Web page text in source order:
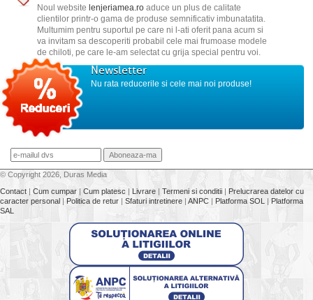
Noul website lenjeriamea.roaduce un plus de calitate
clientilor printr-o gama de produse semnificativ imbunatatita.
Multumim pentru suportul pe care ni l-ati oferit pana acum si
va invitam sa descoperiti probabil cele mai frumoase modele
de chiloti, pe care le-am selectat cu grija special pentru voi.
Newsletter
Nu rata reducerile si cele mai noi produse!
© Copyright 2026, Duras Media
Contact | Cum cumpar | Cum platesc | Livrare | Termeni si conditii | Prelucrarea datelor cu
caracter personal | Politica de retur | Sfaturi intretinere | ANPC | Platforma SOL | Platforma
SAL